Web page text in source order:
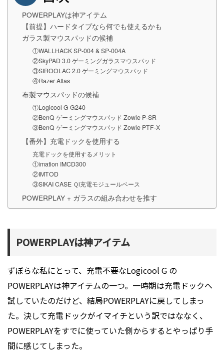
POWERPLAYは神アイテム
【前提】ハードタイプなら何でも使えるかも
ガラス製マウスパッドの候補
①WALLHACK SP-004 & SP-004A
②SkyPAD 3.0 ゲーミングガラスマウスパッド
③SIROOLAC 2.0 ゲーミングマウスパッド
④Razer Atlas
布製マウスパッドの候補
①Logicool G G240
②BenQ ゲーミングマウスパッド Zowie P-SR
③BenQ ゲーミングマウスパッド Zowie PTF-X
【番外】充電ドックを使用する
充電ドックを使用するメリット
①imation IMCD300
②IMTOD
③SIKAI CASE Ｑi充電モジュールベース
POWERPLAY + ガラスの組み合わせを推す
POWERPLAYは神アイテム
ずぼらな私にとって、充電不要なLogicool G の
POWERPLAYは神アイテムの一つ。一時期は充電ドックへ
試していたのだけど、結局POWERPLAYに戻してしまっ
た。決して充電ドックがイマイチという訳ではななく、
POWERPLAYをすでに使っていた側からするとやっぱり手
間に感じてしまった。